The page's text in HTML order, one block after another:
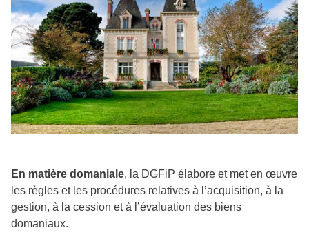
En matière domaniale, la DGFiP élabore et met en œuvre
les règles et les procédures relatives à l’acquisition, à la
gestion, à la cession et à l’évaluation des biens
domaniaux.